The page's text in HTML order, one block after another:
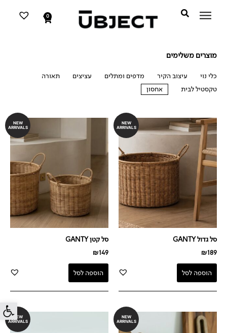
פתח
לתוכן
0
עגלת
קניות
מוצרים משלימים
כלי נוי עיצוב הקיר מדפים ומתלים עציצים
תאורה
טקסטיל לבית
אחסון אחסון
NEW
ARRIVALS
סל גדול GANTY
₪189
הוספה לסל
NEW
ARRIVALS
סל קטן GANTY
₪149
הוספה לסל
NEW
ARRIVALS
NEW
ARRIVALS